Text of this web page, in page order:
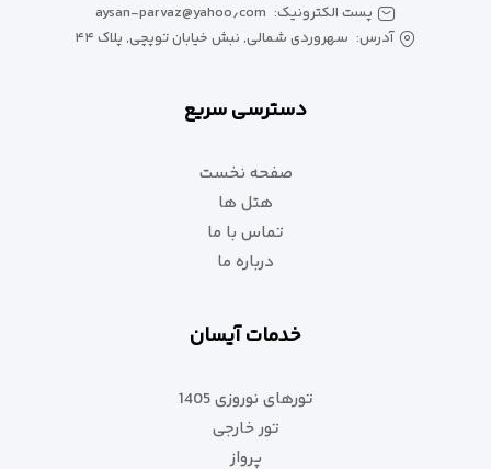
پست الکترونیک: aysan-parvaz@yahoo٫com
آدرس: سهروردی شمالی, نبش خیابان توپچی, پلاک ۴۴
دسترسی سریع
صفحه نخست
هتل ها
تماس با ما
درباره ما
خدمات آیسان
تورهای نوروزی 1405
تور خارجی
پرواز